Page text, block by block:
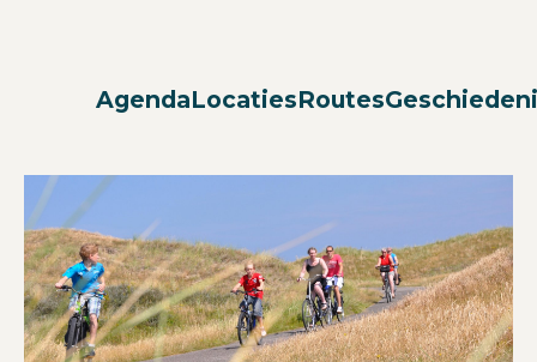
AgendaLocatiesRoutes